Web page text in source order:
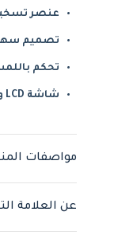
عنصر
تصميم سهل
تحكم
شاشة LCD واضحة
مواصفات
عن العلامة